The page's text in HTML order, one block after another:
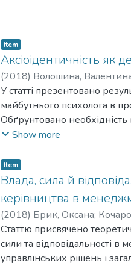
Item
Аксіоідентичність як
(2018) Волошина,
У статті презентовано
майбутнього психолога в
Обґрунтовано
аксіоідентичності
особистісної, професійної
Сформованість означеного
системи цінностей,
цілеспрямовано будувати
й відповідальні вибори,
конкурентоспроможності.
Show more
Item
Влада, сила й
керівництва в
(2018) Брик, Оксана;
Статтю присвячено
сили та відповідальності
управлінських рішень і